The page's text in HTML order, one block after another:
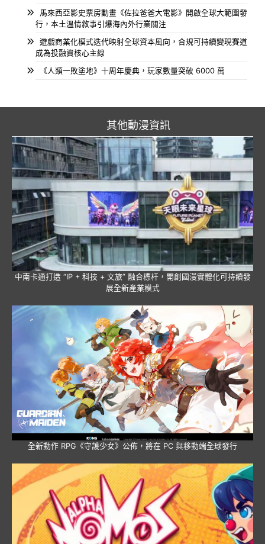
馬來西亞影史票房動畫《佐拉爸爸大電影》開啟全球大範圍發
行，本土溫情敘事引爆海內外行業關注
遊戲商業化模式迭代映射全球資本風向，合規可持續變現賽道
成為投融資核心主線
《人類一敗塗地》十周年慶典，玩家數量突破 6000 萬
其他動漫資訊
中南卡通打造 “IP + 科技 + 文旅” 融合標杆，開創國漫實體化可持續發
展全新產業模式
全新動作 RPG《守護少女》公佈，將在 PC 與移動端全球發行